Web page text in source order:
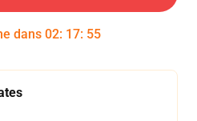
dans 02: 17: 54